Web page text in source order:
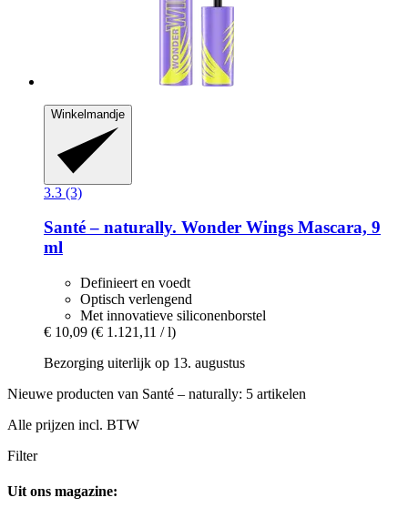
Winkelmandje
3.3 (3)
Santé – naturally. Wonder Wings Mascara, 9
ml
Definieert en voedt
Optisch verlengend
Met innovatieve siliconenborstel
€ 10,09 (€ 1.121,11 / l)
Bezorging uiterlijk op 13. augustus
Nieuwe producten van Santé – naturally: 5 artikelen
Alle prijzen incl. BTW
Filter
Uit ons magazine: